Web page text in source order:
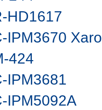
HD1617
IPM3670 Xaro
424
IPM3681
IPM5092A